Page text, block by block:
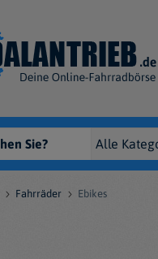
Fahrräder Ebikes